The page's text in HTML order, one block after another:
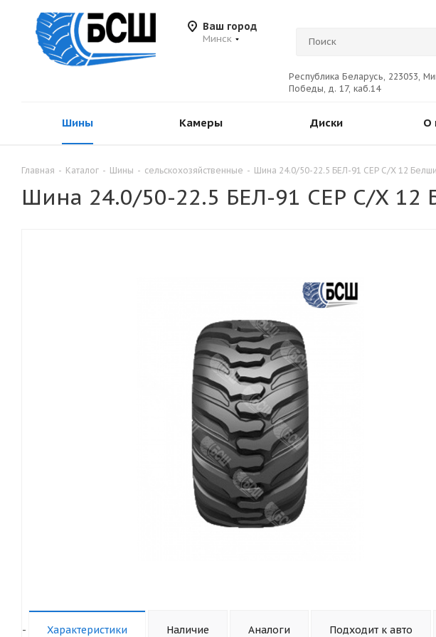
Ваш город
Минск
Республика Беларусь, 223053,
Победы, д. 17, каб.14
Шины Камеры Диски О
Главная - Каталог - Шины - сельскохозяйственные - Шина 24.0/50-22.5 БЕЛ-91 СЕР С/Х 12
Шина 24.0/50-22.5 БЕЛ-91 СЕР С/Х 12
- Характеристики Наличие Аналоги Подходит к авто